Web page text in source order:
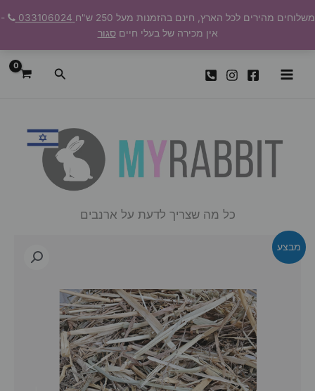
לתוכן
משלוחים מהירים לכל הארץ, חינם בהזמנות מעל 250 ש"ח
-
אין מכירה של בעלי חייםסגור
חיפוש
כל מה שצריך לדעת על ארנבים
מבצע